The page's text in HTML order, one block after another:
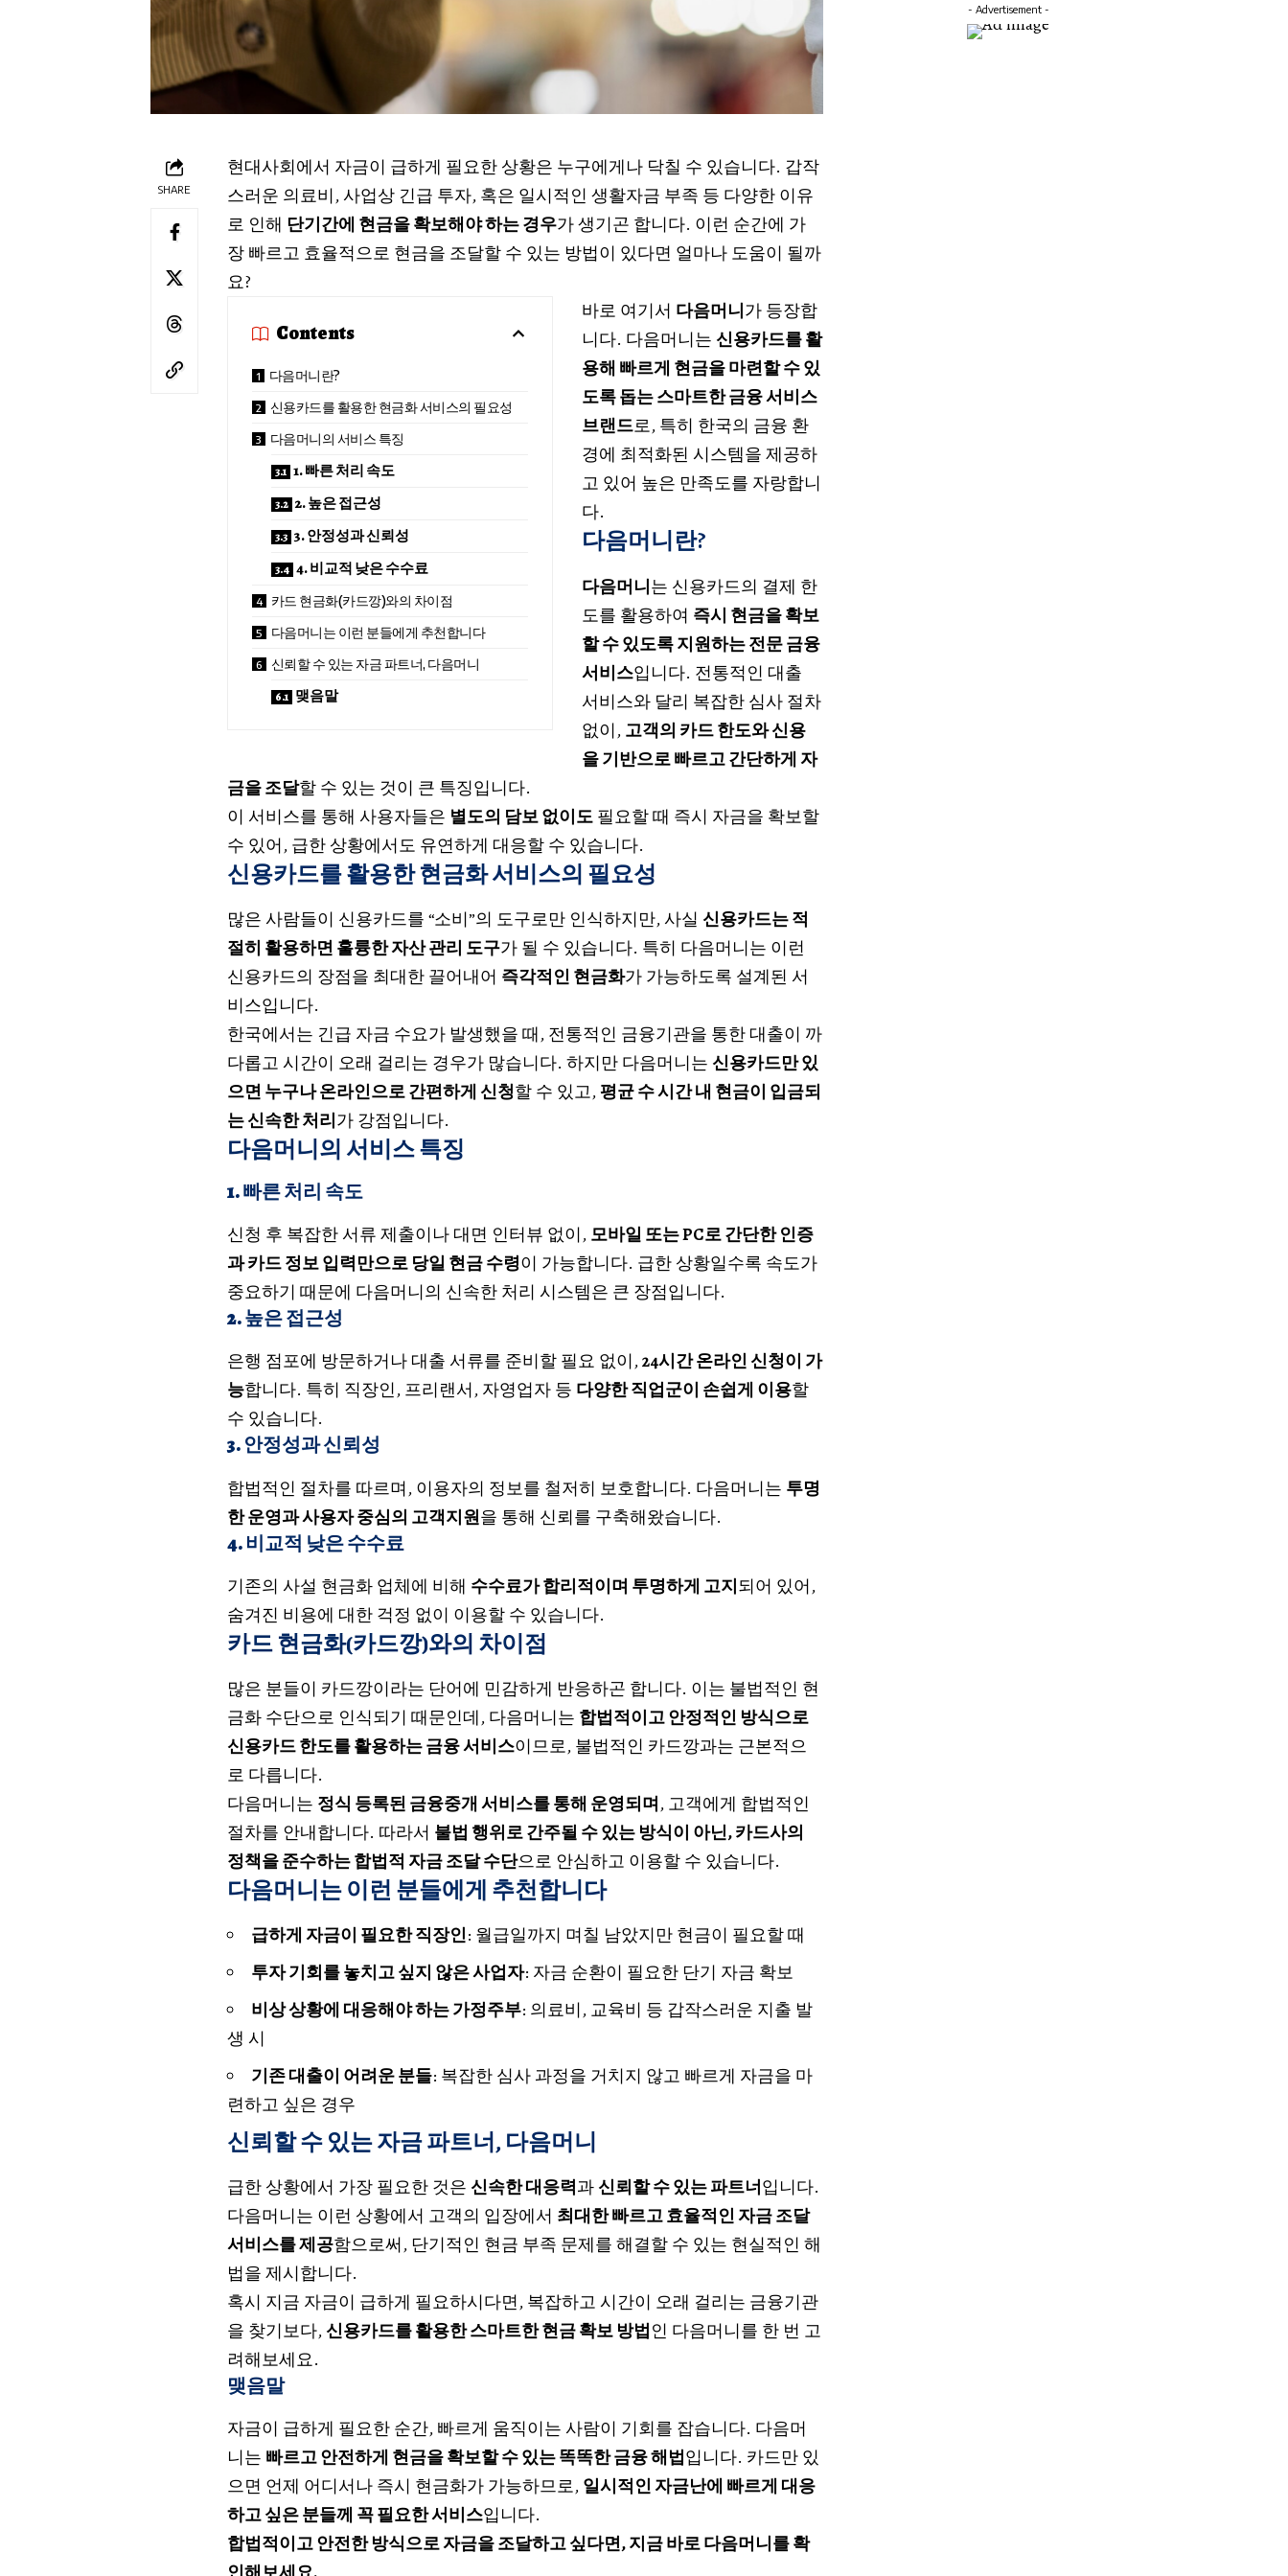
SHARE
현대사회에서 자금이 급하게 필요한 상황은 누구에게나 닥칠 수 있습니다. 갑작
스러운 의료비, 사업상 긴급 투자, 혹은 일시적인 생활자금 부족 등 다양한 이유
로 인해 단기간에 현금을 확보해야 하는 경우가 생기곤 합니다. 이런 순간에 가
장 빠르고 효율적으로 현금을 조달할 수 있는 방법이 있다면 얼마나 도움이 될까
요?
Contents
다음머니란?
신용카드를 활용한 현금화 서비스의 필요성
다음머니의 서비스 특징
1. 빠른 처리 속도
2. 높은 접근성
3. 안정성과 신뢰성
4. 비교적 낮은 수수료
카드 현금화(카드깡)와의 차이점
다음머니는 이런 분들에게 추천합니다
신뢰할 수 있는 자금 파트너, 다음머니
맺음말
바로 여기서 다음머니 가 등장합
니다. 다음머니는 신용카드를 활
용해 빠르게 현금을 마련할 수 있
도록 돕는 스마트한 금융 서비스
브랜드로, 특히 한국의 금융 환
경에 최적화된 시스템을 제공하
고 있어 높은 만족도를 자랑합니
다.
다음머니란?
다음머니는 신용카드의 결제 한
도를 활용하여 즉시 현금을 확보
할 수 있도록 지원하는 전문 금융
서비스입니다. 전통적인 대출
서비스와 달리 복잡한 심사 절차
없이, 고객의 카드 한도와 신용
을 기반으로 빠르고 간단하게 자
금을 조달할 수 있는 것이 큰 특징입니다.
이 서비스를 통해 사용자들은 별도의 담보 없이도 필요할 때 즉시 자금을 확보할
수 있어, 급한 상황에서도 유연하게 대응할 수 있습니다.
신용카드를 활용한 현금화 서비스의 필요성
많은 사람들이 신용카드를 “소비”의 도구로만 인식하지만, 사실 신용카드는 적
절히 활용하면 훌륭한 자산 관리 도구가 될 수 있습니다. 특히 다음머니는 이런
신용카드의 장점을 최대한 끌어내어 즉각적인 현금화가 가능하도록 설계된 서
비스입니다.
한국에서는 긴급 자금 수요가 발생했을 때, 전통적인 금융기관을 통한 대출이 까
다롭고 시간이 오래 걸리는 경우가 많습니다. 하지만 다음머니는 신용카드만 있
으면 누구나 온라인으로 간편하게 신청할 수 있고,평균 수 시간 내 현금이 입금되
는 신속한 처리가 강점입니다.
다음머니의 서비스 특징
1.빠른 처리 속도
신청 후 복잡한 서류 제출이나 대면 인터뷰 없이, 모바일 또는 PC로 간단한 인증
과 카드 정보 입력만으로 당일 현금 수령이 가능합니다. 급한 상황일수록 속도가
중요하기 때문에 다음머니의 신속한 처리 시스템은 큰 장점입니다.
2.높은 접근성
은행 점포에 방문하거나 대출 서류를 준비할 필요 없이,24시간 온라인 신청이 가
능합니다. 특히 직장인, 프리랜서, 자영업자 등 다양한 직업군이 손쉽게 이용할
수 있습니다.
3.안정성과 신뢰성
합법적인 절차를 따르며, 이용자의 정보를 철저히 보호합니다. 다음머니는 투명
한 운영과 사용자 중심의 고객지원을 통해 신뢰를 구축해왔습니다.
4.비교적 낮은 수수료
기존의 사설 현금화 업체에 비해 수수료가 합리적이며 투명하게 고지되어 있어,
숨겨진 비용에 대한 걱정 없이 이용할 수 있습니다.
카드 현금화(카드깡)와의 차이점
많은 분들이 카드깡이라는 단어에 민감하게 반응하곤 합니다. 이는 불법적인 현
금화 수단으로 인식되기 때문인데, 다음머니는 합법적이고 안정적인 방식으로
신용카드 한도를 활용하는 금융 서비스이므로, 불법적인 카드깡과는 근본적으
로 다릅니다.
다음머니는 정식 등록된 금융중개 서비스를 통해 운영되며, 고객에게 합법적인
절차를 안내합니다. 따라서 불법 행위로 간주될 수 있는 방식이 아닌, 카드사의
정책을 준수하는 합법적 자금 조달 수단으로 안심하고 이용할 수 있습니다.
다음머니는 이런 분들에게 추천합니다
급하게 자금이 필요한 직장인: 월급일까지 며칠 남았지만 현금이 필요할 때
투자 기회를 놓치고 싶지 않은 사업자: 자금 순환이 필요한 단기 자금 확보
비상 상황에 대응해야 하는 가정주부: 의료비, 교육비 등 갑작스러운 지출 발
생 시
기존 대출이 어려운 분들: 복잡한 심사 과정을 거치지 않고 빠르게 자금을 마
련하고 싶은 경우
신뢰할 수 있는 자금 파트너, 다음머니
급한 상황에서 가장 필요한 것은 신속한 대응력과 신뢰할 수 있는 파트너입니다.
다음머니는 이런 상황에서 고객의 입장에서 최대한 빠르고 효율적인 자금 조달
서비스를 제공함으로써, 단기적인 현금 부족 문제를 해결할 수 있는 현실적인 해
법을 제시합니다.
혹시 지금 자금이 급하게 필요하시다면, 복잡하고 시간이 오래 걸리는 금융기관
을 찾기보다, 신용카드를 활용한 스마트한 현금 확보 방법인 다음머니를 한 번 고
려해보세요.
맺음말
자금이 급하게 필요한 순간, 빠르게 움직이는 사람이 기회를 잡습니다. 다음머
니는 빠르고 안전하게 현금을 확보할 수 있는 똑똑한 금융 해법 입니다. 카드만 있
으면 언제 어디서나 즉시 현금화가 가능하므로, 일시적인 자금난에 빠르게 대응
하고 싶은 분들께 꼭 필요한 서비스입니다.
합법적이고 안전한 방식으로 자금을 조달하고 싶다면, 지금 바로 다음머니를 확
- Advertisement -